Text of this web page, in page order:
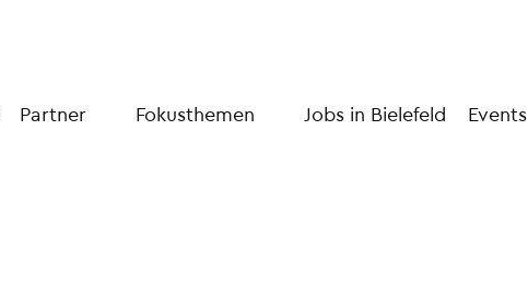
Partner Fokusthemen Jobs in Bielefeld Events